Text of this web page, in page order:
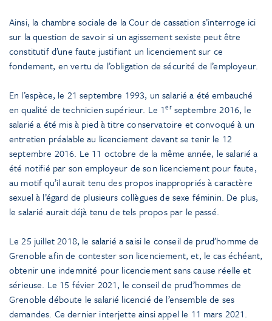
Ainsi, la chambre sociale de la Cour de cassation s’interroge ici
sur la question de savoir si un agissement sexiste peut être
constitutif d’une faute justifiant un licenciement sur ce
fondement, en vertu de l’obligation de sécurité de l’employeur.
En l’espèce, le 21 septembre 1993, un salarié a été embauché
en qualité de technicien supérieur. Le 1erseptembre 2016, le
salarié a été mis à pied à titre conservatoire et convoqué à un
entretien préalable au licenciement devant se tenir le 12
septembre 2016. Le 11 octobre de la même année, le salarié a
été notifié par son employeur de son licenciement pour faute,
au motif qu’il aurait tenu des propos inappropriés à caractère
sexuel à l’égard de plusieurs collègues de sexe féminin. De plus,
le salarié aurait déjà tenu de tels propos par le passé.
Le 25 juillet 2018, le salarié a saisi le conseil de prud’homme de
Grenoble afin de contester son licenciement, et, le cas échéant,
obtenir une indemnité pour licenciement sans cause réelle et
sérieuse. Le 15 févier 2021, le conseil de prud’hommes de
Grenoble déboute le salarié licencié de l’ensemble de ses
demandes. Ce dernier interjette ainsi appel le 11 mars 2021.